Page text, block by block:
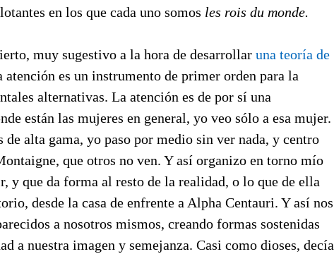
en los que cada uno somos les rois du monde.
muy sugestivo a la hora de desarrollar una teoría de
atención es un instrumento de primer orden para la
alternativas. La atención es de por sí una
están las mujeres en general, yo veo sólo a esa mujer.
alta gama, yo paso por medio sin ver nada, y centro
que otros no ven. Y así organizo en torno mío
y que da forma al resto de la realidad, o lo que de ella
desde la casa de enfrente a Alpha Centauri. Y así nos
a nosotros mismos, creando formas sostenidas
a nuestra imagen y semejanza. Casi como dioses, decía